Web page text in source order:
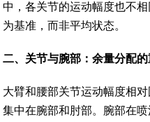
中，各关节的运动幅度也不
为基准，而非平均状态。
二、 关节与腕部：余量分配
大臂和腰部关节运动幅度相
集中在腕部和肘部。腕部在